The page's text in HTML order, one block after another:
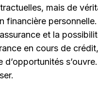
mais de
financière
et la
en cours de
d’opportunités